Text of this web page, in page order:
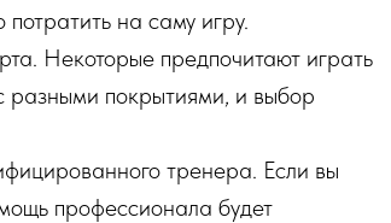
на саму игру.
Некоторые предпочитают играть
разными покрытиями, и выбор
тренера. Если вы
профессионала будет